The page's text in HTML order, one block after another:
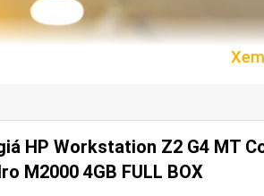
HP Workstation Z2 G4 MT
M2000 4GB FULL BOX